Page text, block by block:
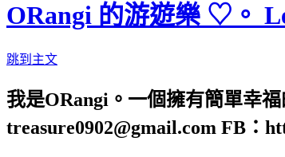
ORangi 的游遊樂 ♡。
跳到主文
我是ORangi。一個擁有簡單幸
treasure0902@gmail.com FB：